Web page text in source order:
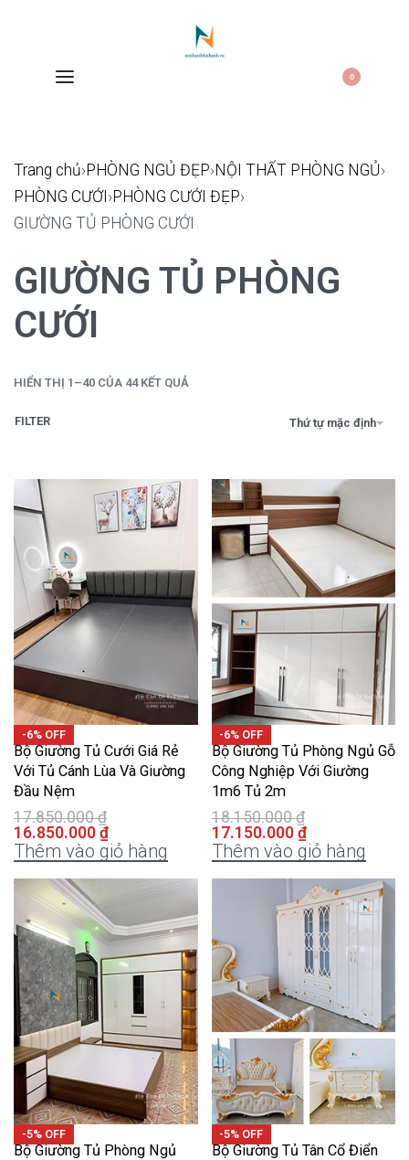
0
Trang chủ›PHÒNG NGỦ ĐẸP›NỘI THẤT PHÒNG NGỦ›
PHÒNG CƯỚI ›PHÒNG CƯỚI ĐẸP›
GIƯỜNG TỦ PHÒNG CƯỚI
GIƯỜNG TỦ PHÒNG
CƯỚI
HIỂN THỊ 1–40 CỦA 44 KẾT QUẢ
Thứ tự mặc định
FILTER
-6% OFF
Bộ Giường Tủ Cưới Giá Rẻ
Với Tủ Cánh Lùa Và Giường
Đầu Nệm
17.850.000₫
16.850.000 ₫
Thêm vào giỏ hàng
-6% OFF
Bộ Giường Tủ Phòng Ngủ Gỗ
Công Nghiệp Với Giường
1m6 Tủ 2m
18.150.000₫
17.150.000 ₫
Thêm vào giỏ hàng
-5% OFF
Bộ Giường Tủ Phòng Ngủ
-5% OFF
Bộ Giường Tủ Tân Cổ Điển